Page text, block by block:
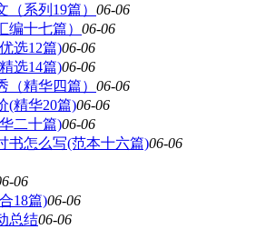
系列19篇） 06-06
编十七篇） 06-06
选12篇)06-06
选14篇)06-06
（精华四篇） 06-06
(精华20篇)06-06
二十篇)06-06
书怎么写(范本十六篇)06-06
06
18篇)06-06
总结06-06